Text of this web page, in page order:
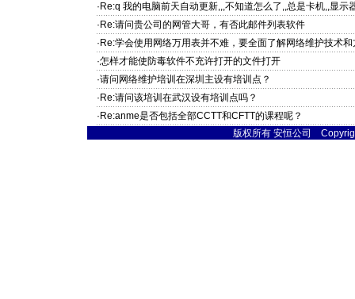
·Re:q 我的电脑前天自动更新,,,不知道怎么了,,总是卡机,,显
·Re:请问贵公司的网管大哥，有否此邮件列表软件
·Re:学会使用网络万用表并不难，要全面了解网络维护技术
·怎样才能使防毒软件不充许打开的文件打开
·请问网络维护培训在深圳主设有培训点？
·Re:请问该培训在武汉设有培训点吗？
·Re:anme是否包括全部CCTT和CFTT的课程呢？
版权所有 安恒公司